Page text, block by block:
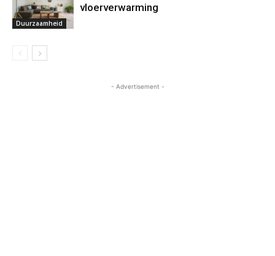
Duurzaamheid
vloerverwarming
- Advertisement -